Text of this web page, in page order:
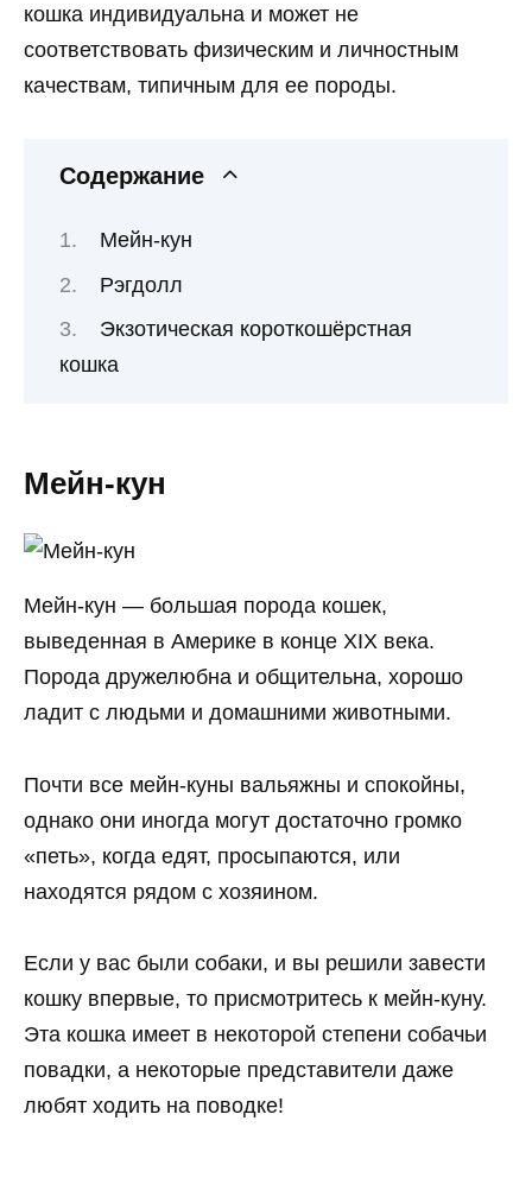
кошка индивидуальна и может не
соответствовать физическим и личностным
качествам, типичным для ее породы.
Содержание
Мейн-кун
Рэгдолл
Экзотическая короткошёрстная
кошка
Мейн-кун
Мейн-кун — большая порода кошек,
выведенная в Америке в конце XIX века.
Порода дружелюбна и общительна, хорошо
ладит с людьми и домашними животными.
Почти все мейн-куны вальяжны и спокойны,
однако они иногда могут достаточно громко
«петь», когда едят, просыпаются, или
находятся рядом с хозяином.
Если у вас были собаки, и вы решили завести
кошку впервые, то присмотритесь к мейн-куну.
Эта кошка имеет в некоторой степени собачьи
повадки, а некоторые представители даже
любят ходить на поводке!